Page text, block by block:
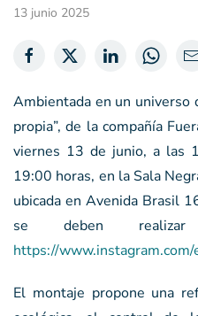
13 junio 2025
Ambientada en un universo
propia”, de la compañía
viernes 13 de junio, a las
19:00 horas, en la Sala
ubicada en Avenida Brasil
se deben
https://www.instagram.com/
El montaje propone una